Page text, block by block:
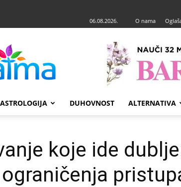
06.08.2026. O nama
ASTROLOGIJA DUHOVNOST ALTERNATIVA
koje ide